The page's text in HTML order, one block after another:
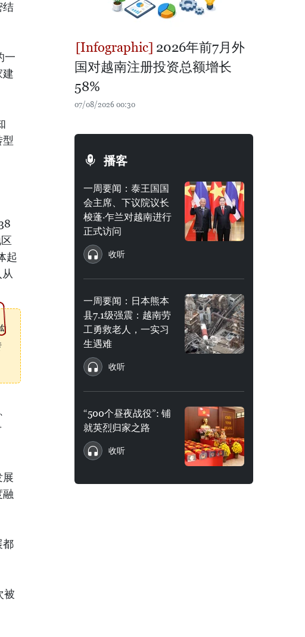
结
一
建
起
展
融
都
被
2026年前7月外
国对越南注册投资总额增长
58%
07/08/2026 00:30
播客
一周要闻：泰王国国
会主席、下议院议长
梭蓬·乍兰对越南进行
正式访问
收听
一周要闻：日本熊本
县7.1级强震：越南劳
工勇救老人，一实习
生遇难
收听
“500个昼夜战役”: 铺
就英烈归家之路
收听